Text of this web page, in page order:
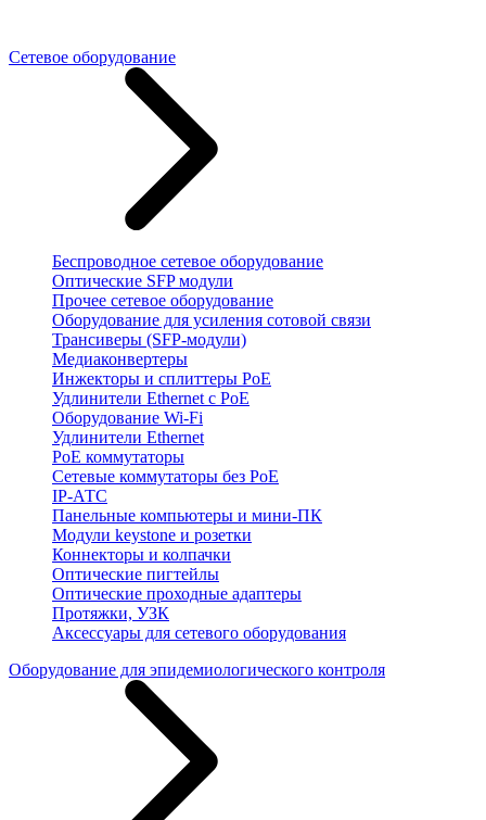
Сетевое оборудование
Беспроводное сетевое оборудование
Оптические SFP модули
Прочее сетевое оборудование
Оборудование для усиления сотовой связи
Трансиверы (SFP-модули)
Медиаконвертеры
Инжекторы и сплиттеры PoE
Удлинители Ethernet с PoE
Оборудование Wi-Fi
Удлинители Ethernet
PoE коммутаторы
Сетевые коммутаторы без PoE
IP-АТС
Панельные компьютеры и мини-ПК
Модули keystone и розетки
Коннекторы и колпачки
Оптические пигтейлы
Оптические проходные адаптеры
Протяжки, УЗК
Аксессуары для сетевого оборудования
Оборудование для эпидемиологического контроля